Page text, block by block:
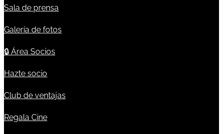
Sala de prensa
Galería de fotos
🔒 Área Socios
Hazte socio
Club de ventajas
Regala Cine